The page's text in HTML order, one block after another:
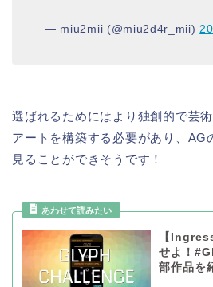
— miu2mii (@miu2d4r_mii)
選ばれるためにはより独創的で芸
アートを構築する必要があり、AG
見ることができそうです！
【
せよ！
部作品を